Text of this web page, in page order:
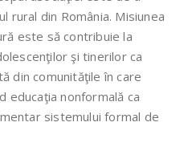
rural din România. Misiunea
este să contribuie la
şi tinerilor ca
din comunităţile în care
educaţia nonformală ca
sistemului formal de